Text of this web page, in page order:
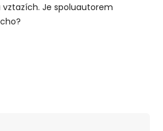
Je spoluautorem